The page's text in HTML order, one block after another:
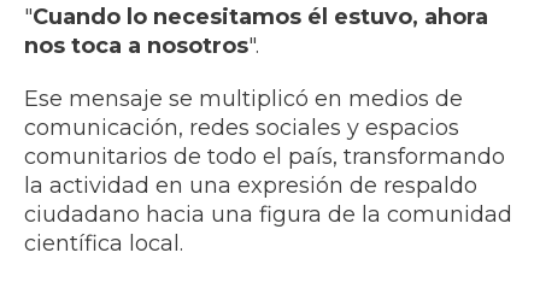
"Cuando lo necesitamos él estuvo, ahora
nos toca a nosotros".
Ese mensaje se multiplicó en medios de
comunicación, redes sociales y espacios
comunitarios de todo el país, transformando
la actividad en una expresión de respaldo
ciudadano hacia una figura de la comunidad
científica local.